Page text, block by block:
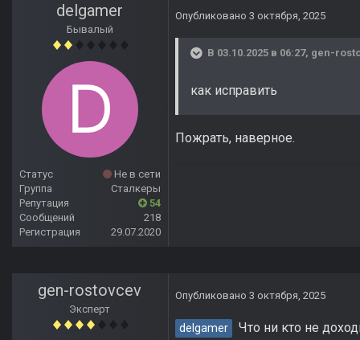
delgamer
Бывалый
Статус
Не в сети
Группа
Сталкеры
Репутация
54
Сообщений
218
Регистрация
29.07.2020
Опубликовано 3 октября, 2025
В 03.10.2025 в 06:27, gen-
как исправить
Пожрать, наверное.
gen-rostovcev
Эксперт
Опубликовано 3 октября, 2025
delgamer Что ни кто не